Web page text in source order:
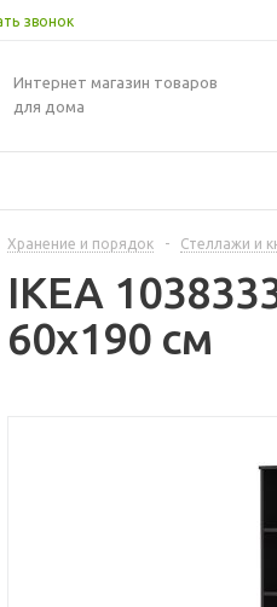
звонок
Интернет магазин товаров
для дома
Хранение и порядок - Стеллажи и
IKEA
60x190 см